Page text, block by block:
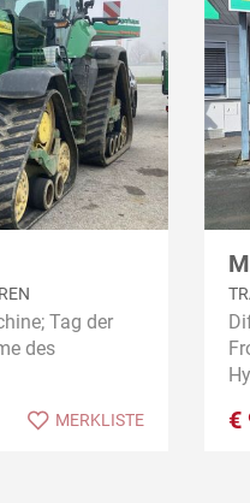
Tag der
des
MERKLISTE €